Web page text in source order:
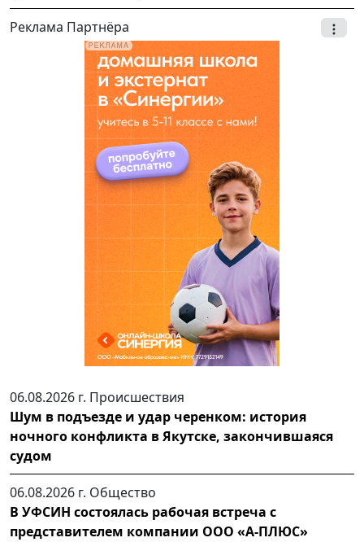
Реклама Партнёра
06.08.2026 г. Происшествия
Шум в подъезде и удар черенком: история
ночного конфликта в Якутске, закончившаяся
судом
06.08.2026 г. Общество
В УФСИН состоялась рабочая встреча с
представителем компании ООО «А-ПЛЮС»